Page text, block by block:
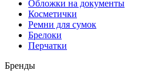
Обложки на документы
Косметички
Ремни для сумок
Брелоки
Перчатки
Бренды